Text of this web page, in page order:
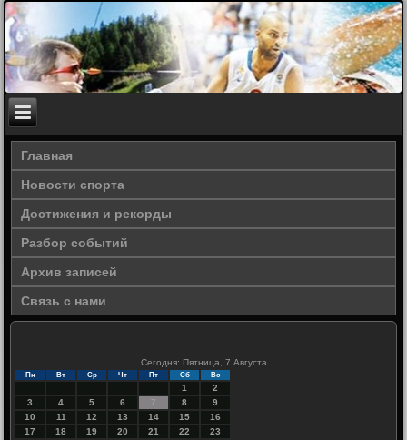
Главная
Новости спорта
Достижения и рекорды
Разбор событий
Архив записей
Связь с нами
Сегодня: Пятница, 7 Августа
Пн Вт Ср Чт Пт Сб Вс
1
2
3
4 5 6 7 8
9
10
11 12 13 14 15
16
17
18 19 20 21 22
23